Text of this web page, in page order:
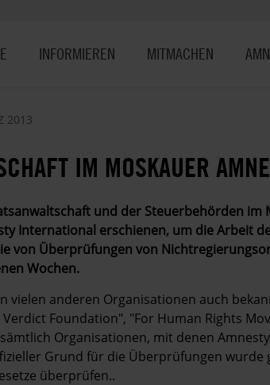
INFORMIEREN MITMACHEN
2013
IM MOSKAUER
und der Steuerbehörden im
International erschienen, um die Arbeit
von Überprüfungen von
Wochen.
vielen anderen Organisationen auch
Foundation", "For Human Rights
Organisationen, mit denen
Grund für die Überprüfungen wurde
überprüfen..